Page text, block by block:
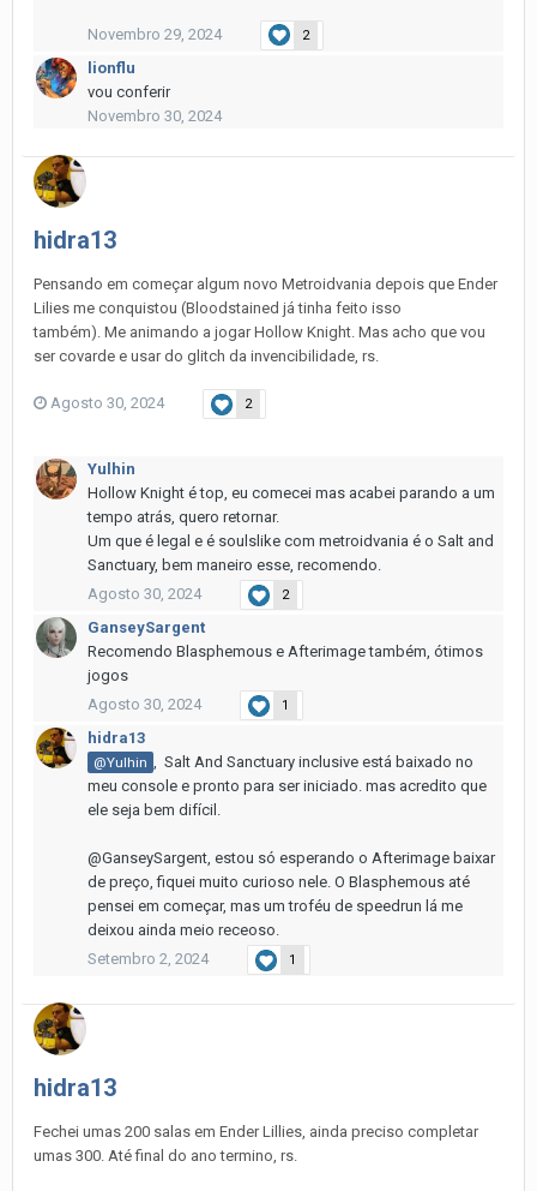
Novembro 29, 2024 2
lionflu
vou conferir
Novembro 30, 2024
hidra13
Pensando em começar algum novo Metroidvania depois que Ender
Lilies me conquistou (Bloodstained já tinha feito isso
também). Me animando a jogar Hollow Knight. Mas acho que vou
ser covarde e usar do glitch da invencibilidade, rs.
Agosto 30, 2024 2
Yulhin
Hollow Knight é top, eu comecei mas acabei parando a um
tempo atrás, quero retornar.
Um que é legal e é soulslike com metroidvania é o Salt and
Sanctuary, bem maneiro esse, recomendo.
Agosto 30, 2024
2
GanseySargent
Recomendo Blasphemous e Afterimage também, ótimos
jogos
Agosto 30, 2024
1
hidra13
@Yulhin , Salt And Sanctuary inclusive está baixado no
meu console e pronto para ser iniciado. mas acredito que
ele seja bem difícil.
@GanseySargent, estou só esperando o Afterimage baixar
de preço, fiquei muito curioso nele. O Blasphemous até
pensei em começar, mas um troféu de speedrun lá me
deixou ainda meio receoso.
Setembro 2, 2024
1
hidra13
Fechei umas 200 salas em Ender Lillies, ainda preciso completar
umas 300. Até final do ano termino, rs.